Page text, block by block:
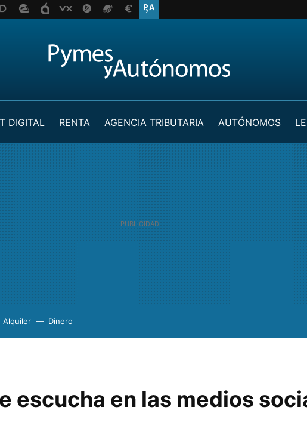
DIGITAL RENTA AGENCIA TRIBUTARIA AUTÓNOMOS
Alquiler Dinero
escucha en las medios